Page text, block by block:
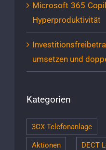
Microsoft 365
Hyperproduktivität
umsetzen und
Kategorien
3CX Telefonanlage
Aktionen DECT